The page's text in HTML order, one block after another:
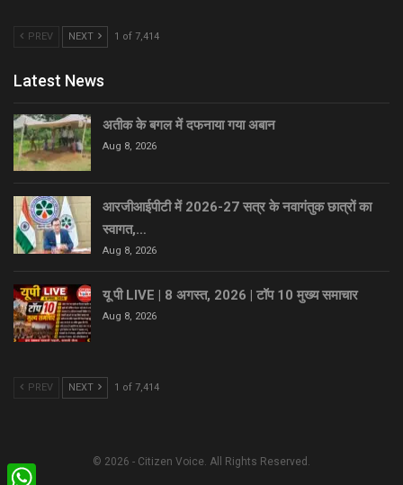
PREV NEXT 1 of 7,414
Latest News
अतीक के बगल में दफनाया गया अबान
Aug 8, 2026
आरजीआईपीटी में 2026-27 सत्र के नवागंतुक छात्रों का
स्वागत,…
Aug 8, 2026
यू पी LIVE | 8 अगस्त, 2026 | टॉप 10 मुख्य समाचार
Aug 8, 2026
PREV NEXT 1 of 7,414
© 2026 - Citizen Voice. All Rights Reserved.